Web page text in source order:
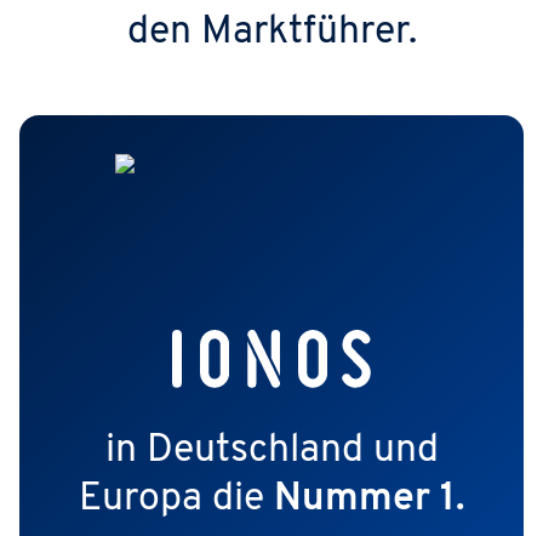
den Marktführer.
in Deutschland und
Europa die Nummer 1.